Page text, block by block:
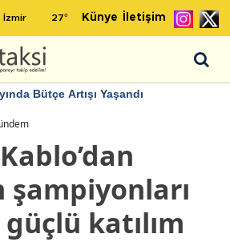
27° Künye İletişim
Bütçe Artışı Yaşandı
şampiyonları
katılım